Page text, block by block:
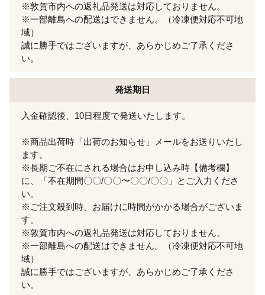
※敦賀市内への返礼品発送は対応しておりません。
※一部離島への配送はできません。（冷凍便対応不可地
域）
誠に勝手ではございますが、あらかじめご了承くださ
い。
発送期日
入金確認後、10日程度で発送いたします。
※商品出荷時「出荷のお知らせ」メールをお送りいたし
ます。
※長期ご不在にされる場合はお申し込み時【備考欄】
に、「不在期間〇〇/〇〇〜〇〇/〇〇」とご入力くださ
い。
※ご注文殺到時、お届けに時間がかかる場合がございま
す。
※敦賀市内への返礼品発送は対応しておりません。
※一部離島への配送はできません。（冷凍便対応不可地
域）
誠に勝手ではございますが、あらかじめご了承くださ
い。